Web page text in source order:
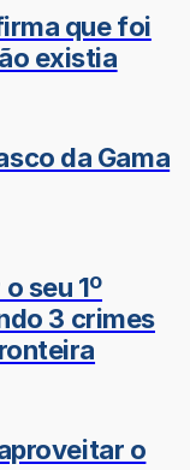
que foi
existia
da Gama
seu 1º
3 crimes
o